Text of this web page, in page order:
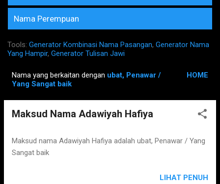
Nama Perempuan
Tools: Generator Kombinasi Nama Pasangan, Generator Nama
Yang Hampir, Generator Tulisan Jawi
Nama yang berkaitan dengan ubat, Penawar /
Yang Sangat baik
HOME
Maksud Nama Adawiyah Hafiya
Maksud nama Adawiyah Hafiya adalah ubat, Penawar / Yang
Sangat baik
LIHAT PENUH